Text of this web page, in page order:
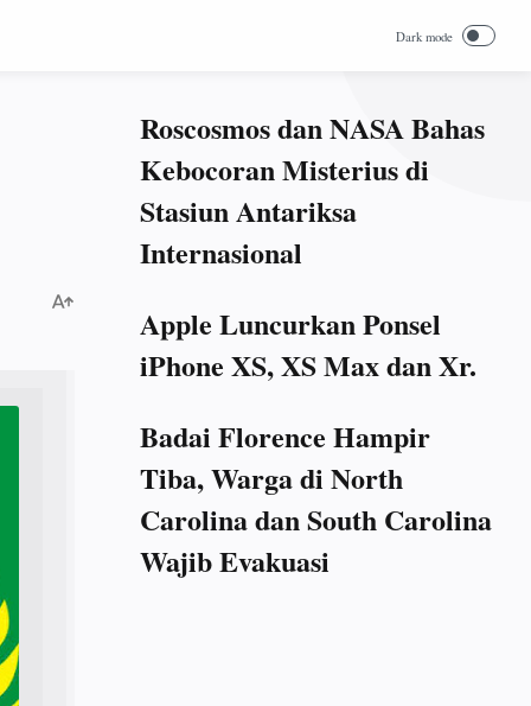
Roscosmos dan NASA Bahas
Kebocoran Misterius di
Stasiun Antariksa
Internasional
Apple Luncurkan Ponsel
iPhone XS, XS Max dan Xr.
Badai Florence Hampir
Tiba, Warga di North
Carolina dan South Carolina
Wajib Evakuasi